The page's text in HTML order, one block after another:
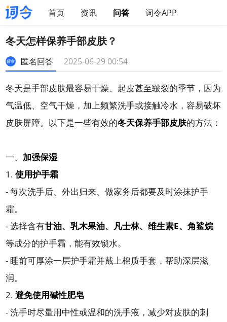
首页 资讯 问答 词令APP
冬天怎样保养手部皮肤？
匿名回答 2025-06-29 00:54
冬天是手部皮肤最容易干燥、起皮甚至皲裂的季节，因为
气温低、空气干燥，加上频繁洗手或接触冷水，容易破坏
皮肤屏障。以下是一些有效的冬天保养手部皮肤的方法：
一、 加强保湿
1.使用护手霜
- 每次洗手后、外出归来、做家务后都要及时涂抹护手
霜。
- 选择含有甘油、乳木果油、凡士林、维生素E、角鲨烷
等成分的护手霜，能有效锁水。
- 睡前可厚涂一层护手霜并戴上棉质手套，帮助深层滋
润。
2.避免使用碱性肥皂
- 洗手时尽量用中性或温和的洗手液，减少对皮肤的刺